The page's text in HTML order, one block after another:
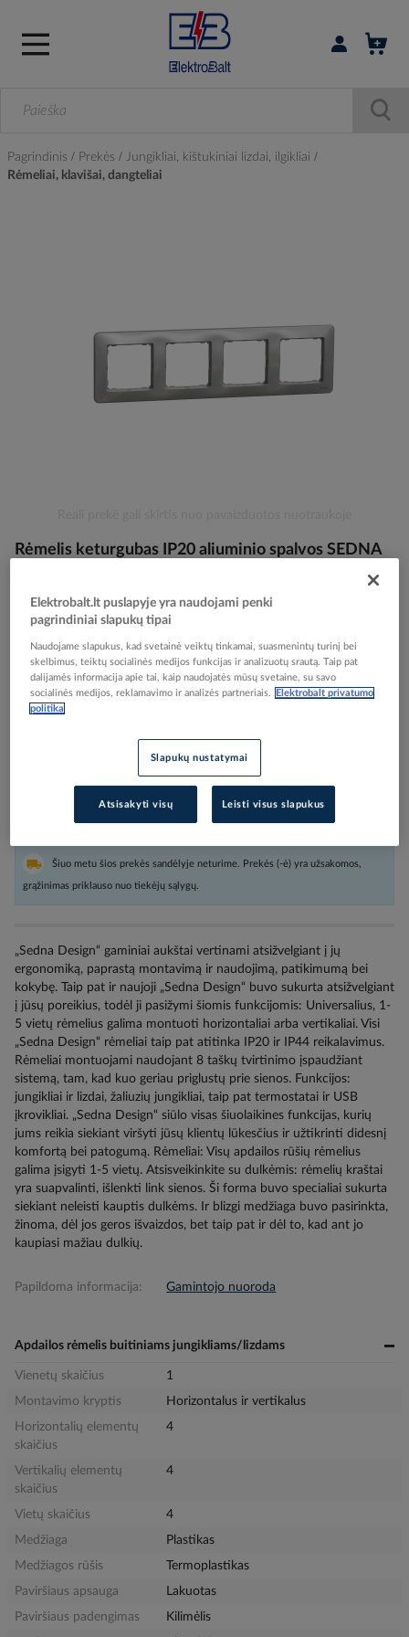
Prisijungti /
Pagrindinis Prekės
Jungikliai, kištukiniai lizdai, ilgikliai
Rėmeliai, klavišai, dangteliai
the
the
images
gallery
Rėmelis keturgubas IP20 aliuminio spalvos SEDNA
EAN kodas
3606481482563
Gamintojo prekės kodas
SDD313804
Šiuo metu šios prekės sandėlyje neturime. Prekės (-ė) yra užsakomos,
grąžinimas priklauso nuo tiekėjų sąlygų.
„Sedna Design“ gaminiai aukštai vertinami atsižvelgiant į jų
ergonomiką, paprastą montavimą ir naudojimą, patikimumą bei
kokybę. Taip pat ir naujoji „Sedna Design“ buvo sukurta atsižvelgiant
į jūsų poreikius, todėl ji pasižymi šiomis funkcijomis: Universalius, 1-
5 vietų rėmelius galima montuoti horizontaliai arba vertikaliai. Visi
„Sedna Design“ rėmeliai taip pat atitinka IP20 ir IP44 reikalavimus.
Rėmeliai montuojami naudojant 8 taškų tvirtinimo įspaudžiant
sistemą, tam, kad kuo geriau priglustų prie sienos. Funkcijos:
jungikliai ir lizdai, žaliuzių jungikliai, taip pat termostatai ir USB
įkrovikliai. „Sedna Design“ siūlo visas šiuolaikines funkcijas, kurių
jums reikia siekiant viršyti jūsų klientų lūkesčius ir užtikrinti didesnį
komfortą bei patogumą. Rėmeliai: Visų apdailos rūšių rėmelius
galima įsigyti 1-5 vietų. Atsisveikinkite su dulkėmis: rėmelių kraštai
yra suapvalinti, išlenkti link sienos. Ši forma buvo specialiai sukurta
siekiant neleisti kauptis dulkėms. Ir blizgi medžiaga buvo pasirinkta,
žinoma, dėl jos geros išvaizdos, bet taip pat ir dėl to, kad ant jo
kaupiasi mažiau dulkių.
Papildoma informacija: Gamintojo nuoroda
Apdailos rėmelis buitiniams jungikliams/lizdams
Vienetų skaičius
1
Montavimo kryptis
Horizontalus ir vertikalus
Horizontalių elementų
skaičius
4
Vertikalių elementų
skaičius
4
Vietų skaičius
4
Medžiaga
Plastikas
Medžiagos rūšis
Termoplastikas
Paviršiaus apsauga
Lakuotas
Paviršiaus padengimas
Kilimėlis
Elektrobalt.lt puslapyje yra naudojami penki
pagrindiniai slapukų tipai
Naudojame slapukus, kad svetainė veiktų tinkamai, suasmenintų turinį bei
skelbimus, teiktų socialinės medijos funkcijas ir analizuotų srautą. Taip pat
dalijamės informacija apie tai, kaip naudojatės mūsų svetaine, su savo
socialinės medijos, reklamavimo ir analizės partneriais.
Elektrobalt privatumo
politika
Slapukų nustatymai
Atsisakyti visų Leisti visus slapukus